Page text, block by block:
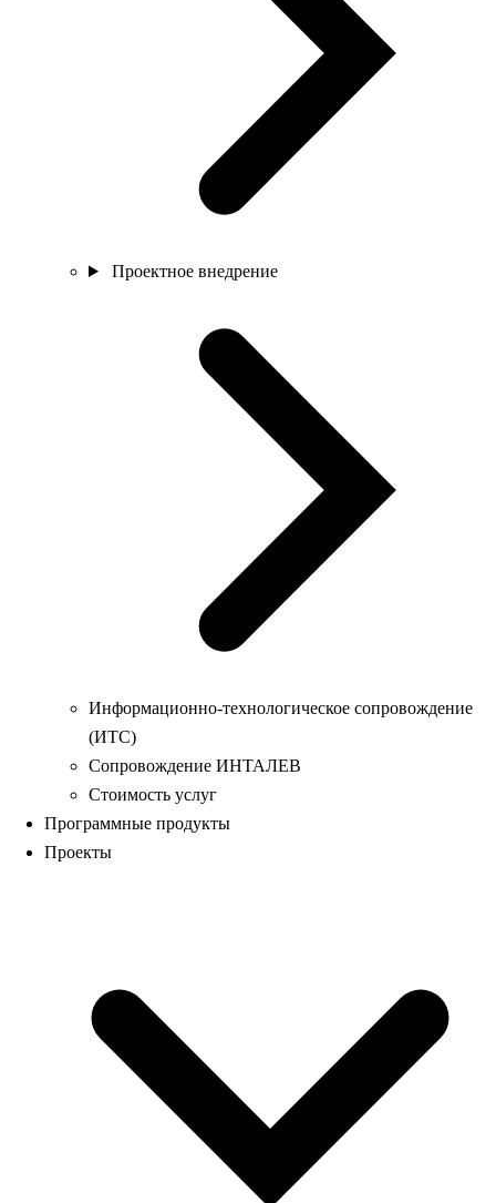
Проектное внедрение
Информационно-технологическое сопровождение
(ИТС)
Сопровождение ИНТАЛЕВ
Стоимость услуг
Программные продукты
Проекты